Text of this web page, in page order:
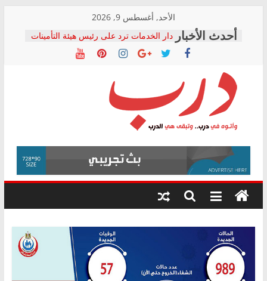
content
الأحد, أغسطس 9, 2026
دار الخدمات ترد على رئيس هيئة التأمينات
بعد مؤتمره الصحفي: إنكار الأزمة لا ينهي
معاناة أصحاب المعاشات.. ونطالب بكشف
فرحات سليمان يكتب: القطاع الصحي إلى
أين؟
حزب التحالف الشعبي يطلق لجنة “الحق
في الصحة” بالإسكندرية لرصد الانتهاكات
ودعم المرضى
الوزاري لمدينة الصحفيين.. وانتهاء أعمال
إنشاء المبنى الإداري
المجلس القومي لحقوق الإنسان يعلن
متابعة قضية الدكتور محمد زهران.. ويؤكد:
قرينة البراءة وضمانات المحاكمة العادلة
درب
وأتوه
درب..
وتبقى
هي